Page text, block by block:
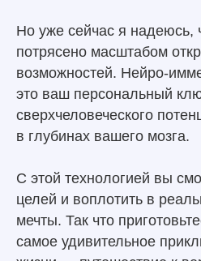
Но уже сейчас я надеюсь,
потрясено масштабом
возможностей. Нейро-
это ваш персональный
сверхчеловеческого
в глубинах вашего мозга.
С этой технологией вы
целей и воплотить в
мечты. Так что
самое удивительное